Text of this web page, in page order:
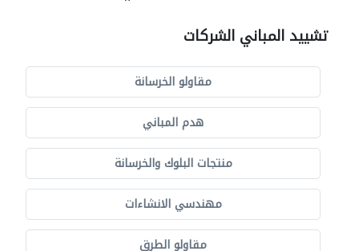
تشييد المباني الشركات
مقاولو الخرسانة
هدم المباني
منتجات البلوك والخرسانة
مهندسي الانشاءات
مقاولو الطرق